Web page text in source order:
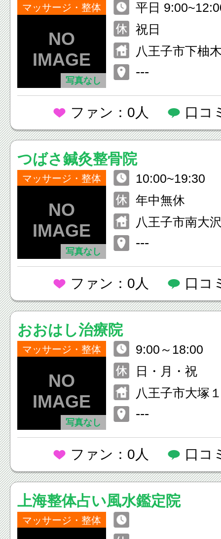
マッサージ・整体
写真なし
平日
00 土曜日
14:00~18:00
祝日
八王子市下柚
---
ファン：0人 口コ
つばさ鍼灸整骨院
マッサージ・整体
写真なし
10:00~19:30
年中無休
八王子市南大
---
ファン：0人 口コ
おおはし治療院
マッサージ・整体
写真なし
9:00～18:00
日・月・祝
八王子市大塚
---
ファン：0人 口コ
上海整体占い風水鑑定院
マッサージ・整体